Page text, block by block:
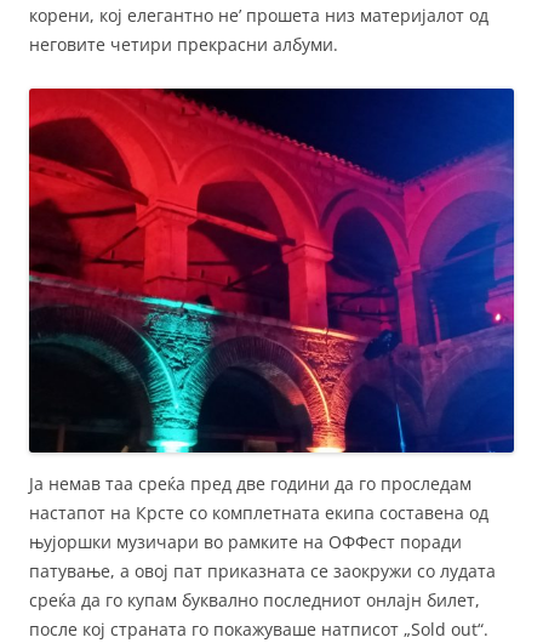
корени, кој елегантно не’ прошета низ материјалот од
неговите четири прекрасни албуми.
Ја немав таа среќа пред две години да го проследам
настапот на Крсте со комплетната екипа составена од
њујоршки музичари во рамките на ОФФест поради
патување, а овој пат приказната се заокружи со лудата
среќа да го купам буквално последниот онлајн билет,
после кој страната го покажуваше натписот „Sold out“.